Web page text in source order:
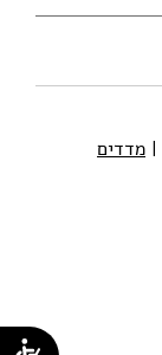
| מדדים